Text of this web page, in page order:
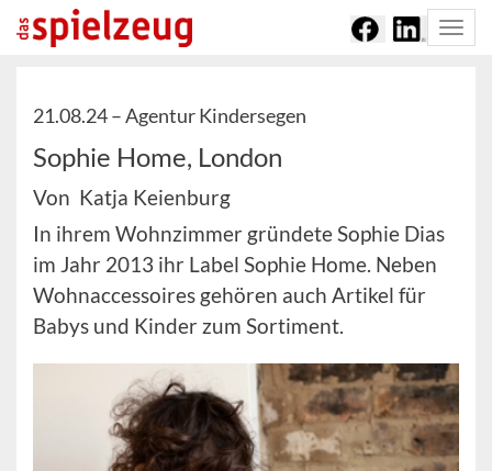
21.08.24 –Agentur Kindersegen
Sophie Home, London
Von Katja Keienburg
In ihrem Wohnzimmer gründete Sophie Dias
im Jahr 2013 ihr Label Sophie Home. Neben
Wohnaccessoires gehören auch Artikel für
Babys und Kinder zum Sortiment.